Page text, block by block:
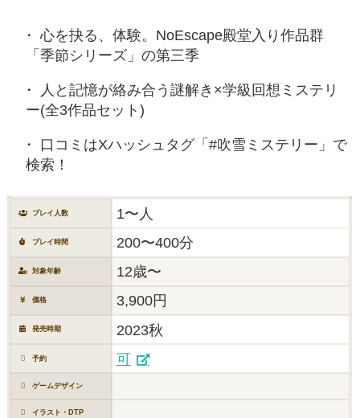
心を抉る、体験。NoEscape殿堂入り作品群
「季節シリーズ」の第三季
人と記憶が絡み合う謎解き×学級回想ミステリ
ー(全3作品セット)
口コミはXハッシュタグ「#吹雪ミステリー」で
検索！
プレイ人数 1〜人
プレイ時間 200〜400分
対象年齢 12歳〜
価格 3,900円
発売時期 2023秋
予約 可
ゲームデザイン
イラスト・DTP